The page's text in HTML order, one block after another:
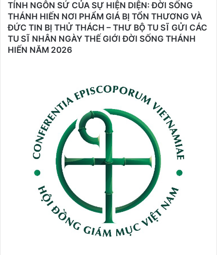
TÍNH NGÔN SỨ CỦA SỰ HIỆN DIỆN: ĐỜI SỐNG
THÁNH HIẾN NƠI PHẨM GIÁ BỊ TỔN THƯƠNG VÀ
ĐỨC TIN BỊ THỬ THÁCH – THƯ BỘ TU SĨ GỬI CÁC
TU SĨ NHÂN NGÀY THẾ GIỚI ĐỜI SỐNG THÁNH
HIẾN NĂM 2026